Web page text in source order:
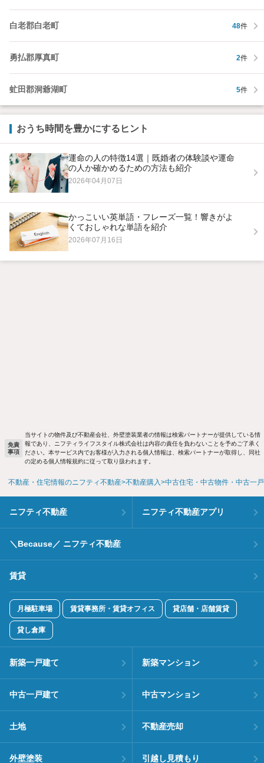
白老郡白老町 48件
勇払郡厚真町 2件
虻田郡洞爺湖町 5件
おうち時間を豊かにするヒント
運命の人の特徴14選｜既婚者の体験談や運命
の人か確かめるための方法も紹介
2026年04月07日
かっこいい英単語・フレーズ一覧！響きがよ
くておしゃれな単語を紹介
2026年07月16日
免責
事項
当サイトの物件及び不動産会社、外壁塗装業者の情報は検索パートナーが提供している情
報であり、ニフティライフスタイル株式会社は内容の責任を負わないことを予めご了承く
ださい。本サービス内でお客様が入力される個人情報は、検索パートナーが取得し、同社
の定める個人情報規約に従って取り扱われます。
不動産・住宅情報のニフティ不動産 不動産購入 中古住宅・中古物件・中古一
ニフティ不動産 ニフティ不動産アプリ
＼Because／ ニフティ不動産
賃貸
月極駐車場 賃貸事務所・賃貸オフィス 貸店舗・店舗賃貸
貸し倉庫
新築一戸建て 新築マンション
中古一戸建て 中古マンション
土地 不動産売却
外壁塗装 引越し見積もり